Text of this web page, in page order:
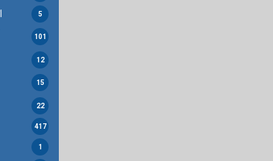
5
101
12
15
22
417
1